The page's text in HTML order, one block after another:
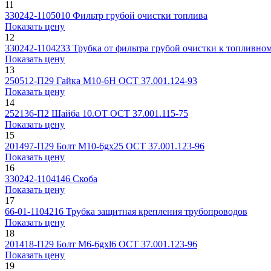
11
330242-1105010 Фильтр грубой очистки топлива
Показать цену
12
330242-1104233 Трубка от фильтра грубой очистки к
Показать цену
13
250512-П29 Гайка М10-6Н ОСТ 37.001.124-93
Показать цену
14
252136-П2 Шайба 10.ОТ ОСТ 37.001.115-75
Показать цену
15
201497-П29 Болт M10-6gx25 ОСТ 37.001.123-96
Показать цену
16
330242-1104146 Скоба
Показать цену
17
66-01-1104216 Трубка защитная крепления трубопроводов
Показать цену
18
201418-П29 Болт M6-6gxl6 ОСТ 37.001.123-96
Показать цену
19